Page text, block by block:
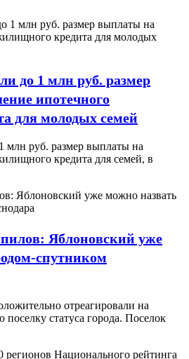
до 1 млн руб. размер
ипотечного
для молодых семей
млн руб. размер выплаты на
кредита для семей, в
Яблоновский уже
спутником
отреагировали на
статуса города. Поселок